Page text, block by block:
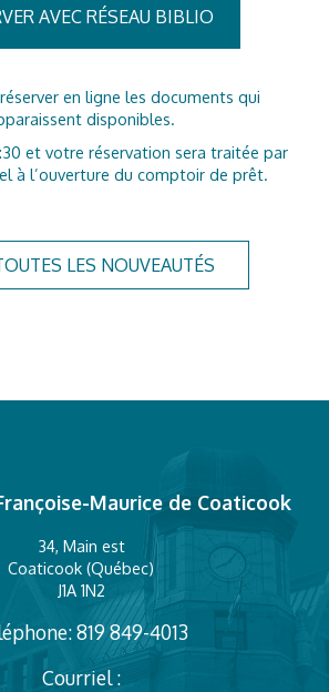
AVEC RÉSEAU BIBLIO
en ligne les documents qui
disponibles.
et votre réservation sera traitée par
à l’ouverture du comptoir de prêt.
LES NOUVEAUTÉS
Maurice de Coaticook
34, Main est
Coaticook (Québec)
J1A 1N2
819 849-4013
Courriel :